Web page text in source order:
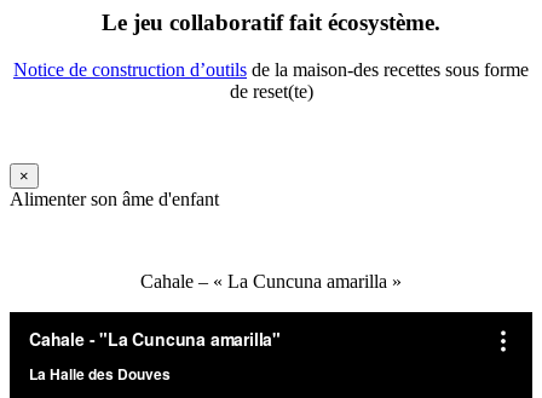
Le jeu collaboratif fait écosystème.
Notice de construction d’outils de la maison-des recettes sous forme
de reset(te)
×
Alimenter son âme d'enfant
Cahale – « La Cuncuna amarilla »